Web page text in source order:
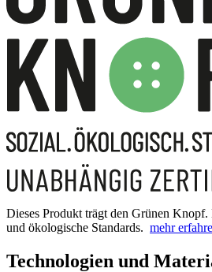
Dieses Produkt trägt den Grünen Knopf.
und ökologische Standards. mehr
Technologien und